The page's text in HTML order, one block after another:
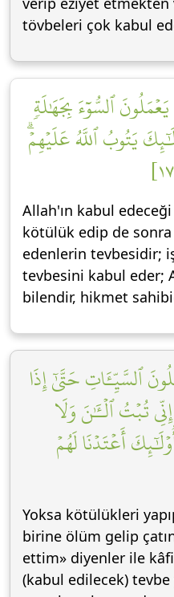
tövbeleri çok kabul
يَعۡمَلُونَ ٱلسُّوٓءَ بِجَهَٰلَةٖ
يَتُوبُ ٱللَّهُ عَلَيۡهِمۡۗ
Allah'ın kabul
kötülük edip de
edenlerin tevbesidir;
tevbesini kabul eder;
bilendir, hikmet
ٱلسَّيِّـَٔاتِ حَتَّىٰٓ إِذَا
تُبۡتُ ٱلۡـَٰٔنَ وَلَا
أَعۡتَدۡنَا لَهُمۡ
Yoksa kötülükleri
birine ölüm gelip
ettim» diyenler ile
(kabul edilecek)